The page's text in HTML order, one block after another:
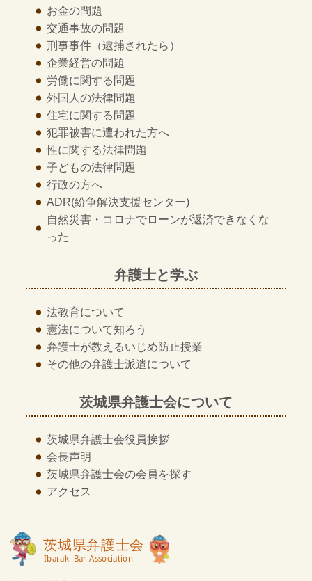
お金の問題
交通事故の問題
刑事事件 （逮捕されたら）
企業経営の問題
労働に関する問題
外国人の法律問題
住宅に関する問題
犯罪被害に遭われた方へ
性に関する法律問題
子どもの法律問題
行政の方へ
ADR(紛争解決支援センター)
自然災害・コロナでローンが返済できなくな
った
弁護士と学ぶ
法教育について
憲法について知ろう
弁護士が教えるいじめ防止授業
その他の弁護士派遣について
茨城県弁護士会について
茨城県弁護士会役員挨拶
会長声明
茨城県弁護士会の会員を探す
アクセス